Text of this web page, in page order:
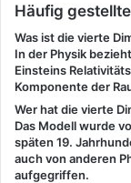
Häufig
Was ist die vierte
In der Physik
Einsteins
Komponente der
Wer hat die vierte
Das Modell wurde
späten 19.
auch von anderen
aufgegriffen.